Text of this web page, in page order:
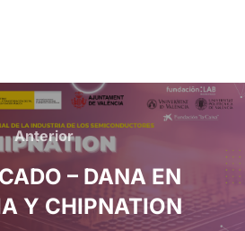
Anterior
– DANA EN
Y CHIPNATION